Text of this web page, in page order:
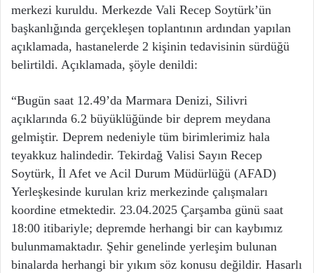
merkezi kuruldu. Merkezde Vali Recep Soytürk’ün
başkanlığında gerçekleşen toplantının ardından yapılan
açıklamada, hastanelerde 2 kişinin tedavisinin sürdüğü
belirtildi. Açıklamada, şöyle denildi:
“Bugün saat 12.49’da Marmara Denizi, Silivri
açıklarında 6.2 büyüklüğünde bir deprem meydana
gelmiştir. Deprem nedeniyle tüm birimlerimiz hala
teyakkuz halindedir. Tekirdağ Valisi Sayın Recep
Soytürk, İl Afet ve Acil Durum Müdürlüğü (AFAD)
Yerleşkesinde kurulan kriz merkezinde çalışmaları
koordine etmektedir. 23.04.2025 Çarşamba günü saat
18:00 itibariyle; depremde herhangi bir can kaybımız
bulunmamaktadır. Şehir genelinde yerleşim bulunan
binalarda herhangi bir yıkım söz konusu değildir. Hasarlı